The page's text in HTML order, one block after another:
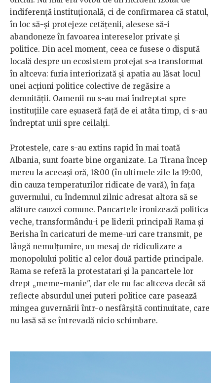
indiferență instituțională, ci de confirmarea că statul,
în loc să-și protejeze cetățenii, alesese să-i
abandoneze în favoarea intereselor private și
politice. Din acel moment, ceea ce fusese o dispută
locală despre un ecosistem protejat s-a transformat
în altceva: furia interiorizată și apatia au lăsat locul
unei acțiuni politice colective de regăsire a
demnității. Oamenii nu s-au mai îndreptat spre
instituțiile care eșuaseră față de ei atâta timp, ci s-au
îndreptat unii spre ceilalți.
Protestele, care s-au extins rapid în mai toată
Albania, sunt foarte bine organizate. La Tirana încep
mereu la aceeași oră, 18:00 (în ultimele zile la 19:00,
din cauza temperaturilor ridicate de vară), în fața
guvernului, cu îndemnul zilnic adresat altora să se
alăture cauzei comune. Pancartele ironizează politica
veche, transformându-i pe liderii principali Rama și
Berisha în caricaturi de meme-uri care transmit, pe
lângă nemulțumire, un mesaj de ridiculizare a
monopolului politic al celor două partide principale.
Rama se referă la protestatari și la pancartele lor
drept „meme-manie", dar ele nu fac altceva decât să
reflecte absurdul unei puteri politice care pasează
mingea guvernării într-o nesfârșită continuitate, care
nu lasă să se întrevadă nicio schimbare.